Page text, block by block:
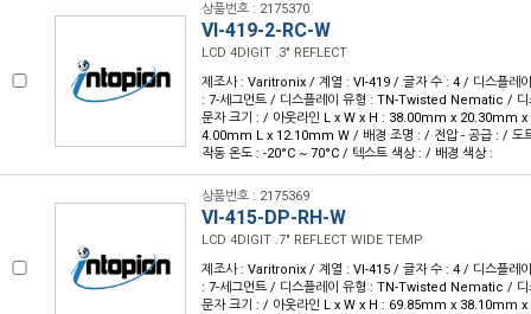
상품번호 : 2175370
VI-419-2-RC-W
LCD 4DIGIT .3" REFLECT
제조사 : Varitronix / 계열 : VI-419 / 글자 수 : 4 / 디스플레
: 7-세그먼트 / 디스플레이 유형 : TN-Twisted Nematic / 디
문자 크기 : / 아웃라인 L x W x H : 38.00mm x 20.30mm
4.00mm L x 12.10mm W / 배경 조명 : / 전압 - 공급 : / 도
작동 온도 : -20°C ~ 70°C / 텍스트 색상 : / 배경 색상 :
상품번호 : 2175369
VI-415-DP-RH-W
LCD 4DIGIT .7" REFLECT WIDE TEMP
제조사 : Varitronix / 계열 : VI-415 / 글자 수 : 4 / 디스플레
: 7-세그먼트 / 디스플레이 유형 : TN-Twisted Nematic / 디
문자 크기 : / 아웃라인 L x W x H : 69.85mm x 38.10mm